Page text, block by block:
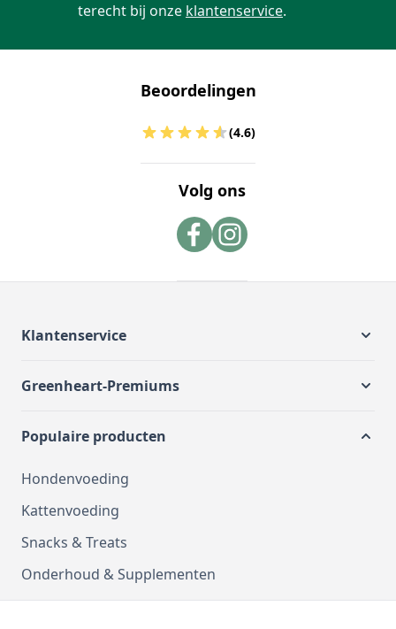
terecht bij onze klantenservice.
Beoordelingen
(4.6)
Volg ons
Klantenservice
Greenheart-Premiums
Populaire producten
Hondenvoeding
Kattenvoeding
Snacks & Treats
Onderhoud & Supplementen
Kussens